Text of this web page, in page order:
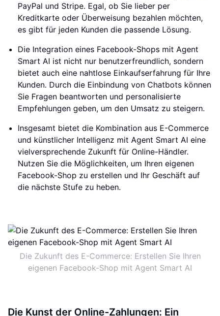
PayPal und Stripe. Egal, ob Sie lieber per
Kreditkarte oder Überweisung bezahlen möchten,
es gibt für jeden Kunden die passende Lösung.
Die Integration eines Facebook-Shops mit Agent
Smart AI ist nicht nur benutzerfreundlich, sondern
bietet auch eine nahtlose Einkaufserfahrung für Ihre
Kunden. Durch die Einbindung von Chatbots können
Sie Fragen beantworten und personalisierte
Empfehlungen geben, um den Umsatz zu steigern.
Insgesamt bietet die Kombination aus E-Commerce
und künstlicher Intelligenz mit Agent Smart AI eine
vielversprechende Zukunft für Online-Händler.
Nutzen Sie die Möglichkeiten, um Ihren eigenen
Facebook-Shop zu erstellen und Ihr Geschäft auf
die nächste Stufe zu heben.
Die Zukunft des E-Commerce: Erstellen Sie Ihren
eigenen Facebook-Shop mit Agent Smart AI
Die Kunst der Online-Zahlungen: Ein